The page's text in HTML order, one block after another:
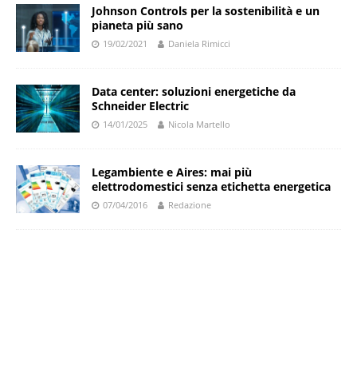
Johnson Controls per la sostenibilità e un
pianeta più sano
19/02/2021 Daniela Rimicci
Data center: soluzioni energetiche da
Schneider Electric
14/01/2025 Nicola Martello
Legambiente e Aires: mai più
elettrodomestici senza etichetta energetica
07/04/2016 Redazione